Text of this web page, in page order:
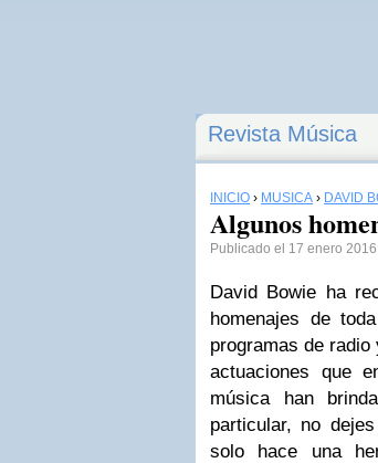
Revista Música
INICIO › MÚSICA › DAVID
Algunos
Publicado el 17 enero
David Bowie ha
homenajes de
programas de
actuaciones que
música han
particular, no
solo hace una